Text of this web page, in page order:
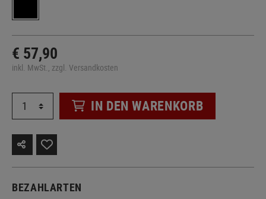
€ 57,90
inkl. MwSt., zzgl. Versandkosten
IN DEN WARENKORB
BEZAHLARTEN